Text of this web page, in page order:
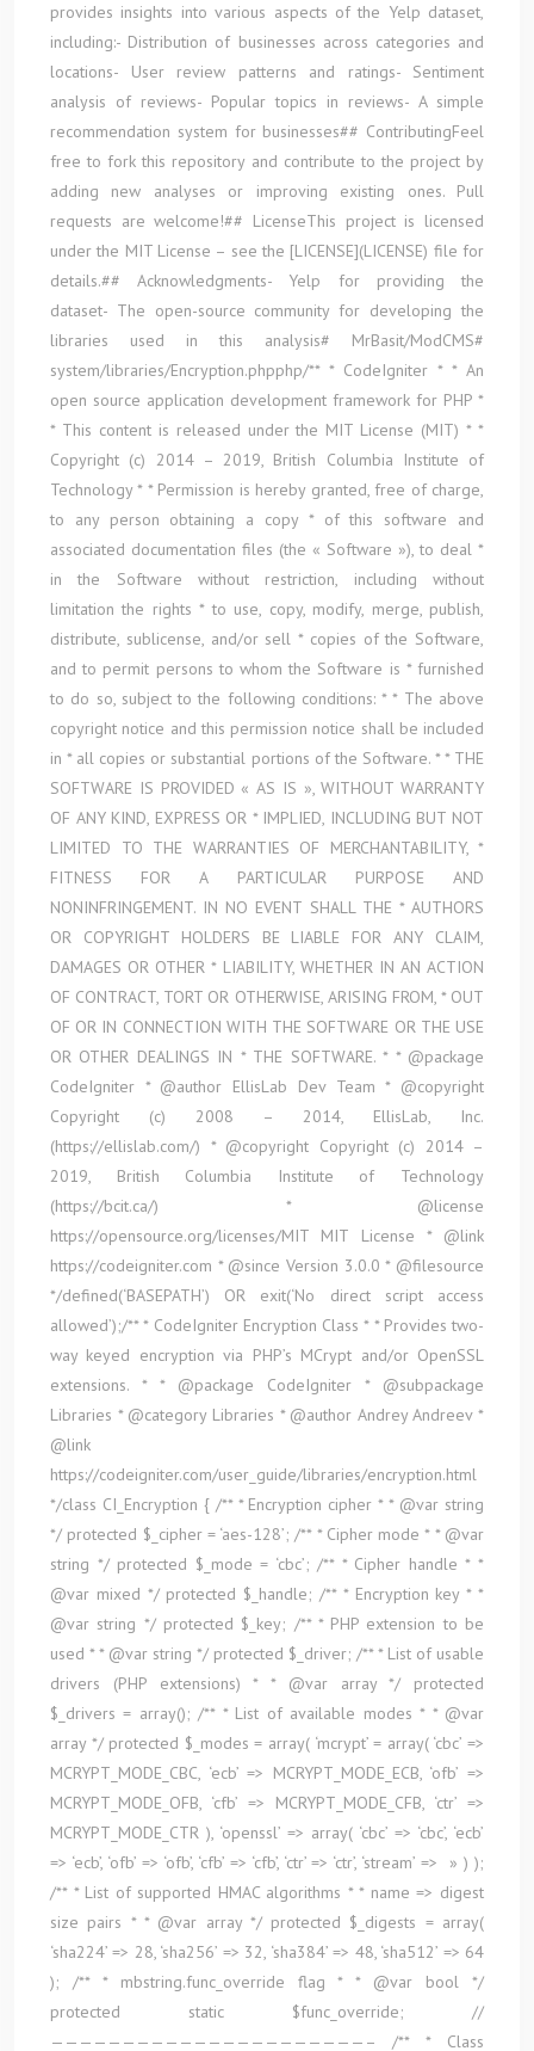
provides insights into various aspects of the Yelp dataset,
including:- Distribution of businesses across categories and
locations- User review patterns and ratings- Sentiment
analysis of reviews- Popular topics in reviews- A simple
recommendation system for businesses## ContributingFeel
free to fork this repository and contribute to the project by
adding new analyses or improving existing ones. Pull
requests are welcome!## LicenseThis project is licensed
under the MIT License – see the [LICENSE](LICENSE) file for
details.## Acknowledgments- Yelp for providing the
dataset- The open-source community for developing the
libraries used in this analysis# MrBasit/ModCMS#
system/libraries/Encryption.phpphp/** * CodeIgniter * * An
open source application development framework for PHP *
* This content is released under the MIT License (MIT) * *
Copyright (c) 2014 – 2019, British Columbia Institute of
Technology * * Permission is hereby granted, free of charge,
to any person obtaining a copy * of this software and
associated documentation files (the « Software »), to deal *
in the Software without restriction, including without
limitation the rights * to use, copy, modify, merge, publish,
distribute, sublicense, and/or sell * copies of the Software,
and to permit persons to whom the Software is * furnished
to do so, subject to the following conditions: * * The above
copyright notice and this permission notice shall be included
in * all copies or substantial portions of the Software. * * THE
SOFTWARE IS PROVIDED « AS IS », WITHOUT WARRANTY
OF ANY KIND, EXPRESS OR * IMPLIED, INCLUDING BUT NOT
LIMITED TO THE WARRANTIES OF MERCHANTABILITY, *
FITNESS FOR A PARTICULAR PURPOSE AND
NONINFRINGEMENT. IN NO EVENT SHALL THE * AUTHORS
OR COPYRIGHT HOLDERS BE LIABLE FOR ANY CLAIM,
DAMAGES OR OTHER * LIABILITY, WHETHER IN AN ACTION
OF CONTRACT, TORT OR OTHERWISE, ARISING FROM, * OUT
OF OR IN CONNECTION WITH THE SOFTWARE OR THE USE
OR OTHER DEALINGS IN * THE SOFTWARE. * * @package
CodeIgniter * @author EllisLab Dev Team * @copyright
Copyright (c) 2008 – 2014, EllisLab, Inc.
(https://ellislab.com/) * @copyright Copyright (c) 2014 –
2019, British Columbia Institute of Technology
(https://bcit.ca/) * @license
https://opensource.org/licenses/MIT MIT License * @link
https://codeigniter.com * @since Version 3.0.0 * @filesource
*/defined(‘BASEPATH’) OR exit(‘No direct script access
allowed’);/** * CodeIgniter Encryption Class * * Provides two-
way keyed encryption via PHP’s MCrypt and/or OpenSSL
extensions. * * @package CodeIgniter * @subpackage
Libraries * @category Libraries * @author Andrey Andreev *
@link
https://codeigniter.com/user_guide/libraries/encryption.html
*/class CI_Encryption { /** * Encryption cipher * * @var string
*/ protected $_cipher = ‘aes-128’; /** * Cipher mode * * @var
string */ protected $_mode = ‘cbc’; /** * Cipher handle * *
@var mixed */ protected $_handle; /** * Encryption key * *
@var string */ protected $_key; /** * PHP extension to be
used * * @var string */ protected $_driver; /** * List of usable
drivers (PHP extensions) * * @var array */ protected
$_drivers = array(); /** * List of available modes * * @var
array */ protected $_modes = array( ‘mcrypt’ = array( ‘cbc’ =>
MCRYPT_MODE_CBC, ‘ecb’ => MCRYPT_MODE_ECB, ‘ofb’ =>
MCRYPT_MODE_OFB, ‘cfb’ => MCRYPT_MODE_CFB, ‘ctr’ =>
MCRYPT_MODE_CTR ), ‘openssl’ => array( ‘cbc’ => ‘cbc’, ‘ecb’
=> ‘ecb’, ‘ofb’ => ‘ofb’, ‘cfb’ => ‘cfb’, ‘ctr’ => ‘ctr’, ‘stream’ => » ) );
/** * List of supported HMAC algorithms * * name => digest
size pairs * * @var array */ protected $_digests = array(
‘sha224’ => 28, ‘sha256’ => 32, ‘sha384’ => 48, ‘sha512’ => 64
); /** * mbstring.func_override flag * * @var bool */
protected static $func_override; //
——————————————————————– /** * Class